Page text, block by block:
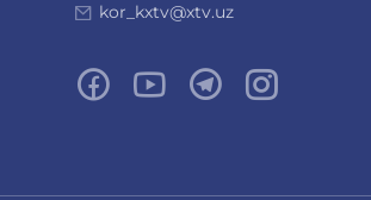
kor_kxtv@xtv.uz